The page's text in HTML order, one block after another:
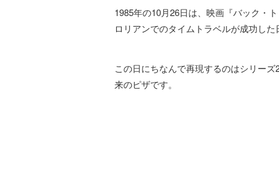
1985年の10月26日は、映画『バック・
ロリアンでのタイムトラベルが成功した
この日にちなんで再現するのはシリー
来のピザです。